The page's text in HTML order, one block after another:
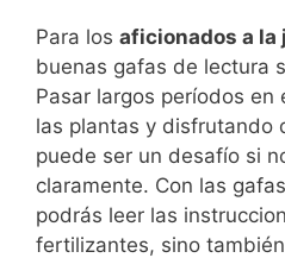
Para los aficionados a la
buenas gafas de lectura
Pasar largos períodos
las plantas y disfrutando
puede ser un desafío si
claramente. Con las
podrás leer las
fertilizantes, sino